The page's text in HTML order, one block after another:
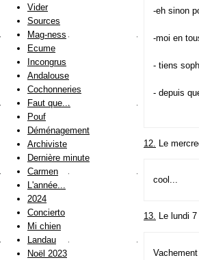
-eh sinon
-moi en
- tiens
- depuis
12. Le
cool...
13. Le lundi
Vider
Sources
Mag-ness
Ecume
Incongrus
Andalouse
Cochonneries
Faut que...
Pouf
Déménagement
Archiviste
Dernière minute
Carmen
L'année...
2024
Concierto
Mi chien
Landau
Noël 2023